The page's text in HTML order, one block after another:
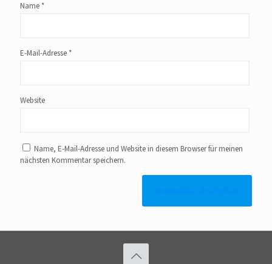
Name *
E-Mail-Adresse *
Website
Name, E-Mail-Adresse und Website in diesem Browser für meinen
nächsten Kommentar speichern.